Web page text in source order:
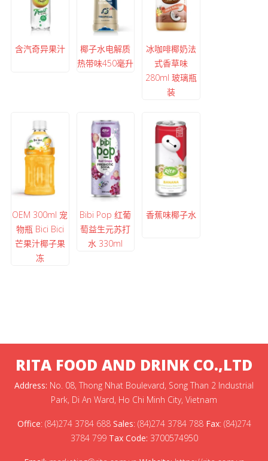
含汽奇异果汁
椰子水电解质
热带味450毫升
冰咖啡椰奶法
式香草味
280ml 玻璃瓶
装
OEM 300ml 宠
物瓶 Bici Bici
芒果汁椰子果
冻
Bibi Pop 红葡
萄益生元苏打
水 330ml
香蕉味椰子水
RITA FOOD AND DRINK CO.,LTD
Address: No. 08, Thong Nhat Boulevard, Song Than 2 Industrial
Park, Di An Ward, Ho Chi Minh City, Vietnam
Office: (84)274 3784 688 Sales: (84)274 3784 788 Fax: (84)274
3784 799 Tax Code: 3700574950